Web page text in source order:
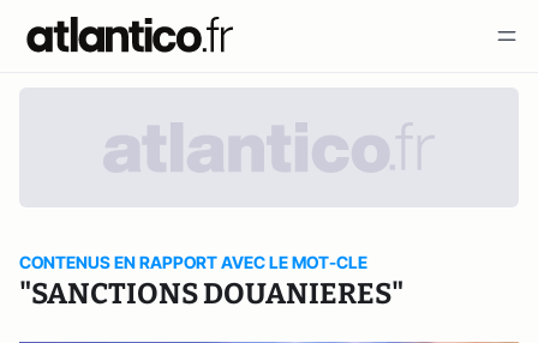
CONTENUS EN RAPPORT AVEC LE MOT-CLE
"SANCTIONS DOUANIERES"